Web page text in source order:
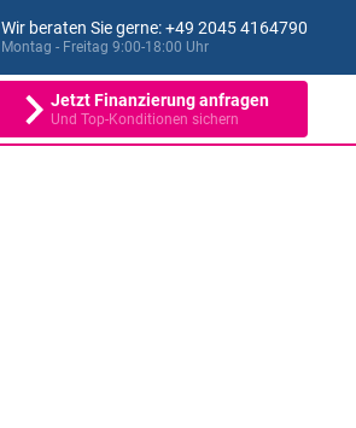
Wir beraten Sie gerne: +49 2045 4164790
Montag - Freitag 9:00-18:00 Uhr
Jetzt Finanzierung anfragen
Und Top-Konditionen sichern